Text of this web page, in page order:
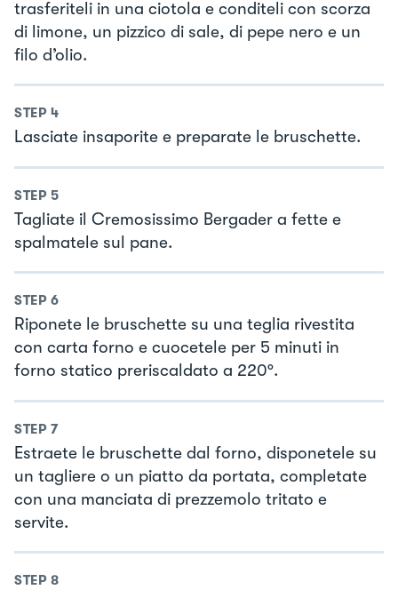
trasferiteli in una ciotola e conditeli con scorza
di limone, un pizzico di sale, di pepe nero e un
filo d’olio.
STEP 4
Lasciate insaporite e preparate le bruschette.
STEP 5
Tagliate il Cremosissimo Bergader a fette e
spalmatele sul pane.
STEP 6
Riponete le bruschette su una teglia rivestita
con carta forno e cuocetele per 5 minuti in
forno statico preriscaldato a 220°.
STEP 7
Estraete le bruschette dal forno, disponetele su
un tagliere o un piatto da portata, completate
con una manciata di prezzemolo tritato e
servite.
STEP 8